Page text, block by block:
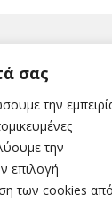
σας
την
την
επιλογή
των cookies από
Η εταιρεία
Εταιρεία